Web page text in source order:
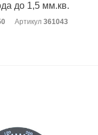
до 1,5 мм.кв.
Артикул 361043